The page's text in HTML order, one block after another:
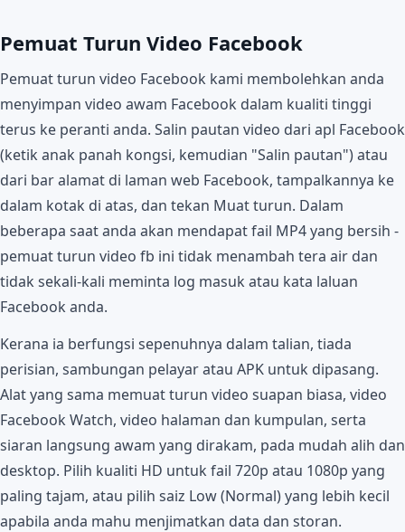
Pemuat Turun Video Facebook
Pemuat turun video Facebook kami membolehkan anda
menyimpan video awam Facebook dalam kualiti tinggi
terus ke peranti anda. Salin pautan video dari apl Facebook
(ketik anak panah kongsi, kemudian "Salin pautan") atau
dari bar alamat di laman web Facebook, tampalkannya ke
dalam kotak di atas, dan tekan Muat turun. Dalam
beberapa saat anda akan mendapat fail MP4 yang bersih -
pemuat turun video fb ini tidak menambah tera air dan
tidak sekali-kali meminta log masuk atau kata laluan
Facebook anda.
Kerana ia berfungsi sepenuhnya dalam talian, tiada
perisian, sambungan pelayar atau APK untuk dipasang.
Alat yang sama memuat turun video suapan biasa, video
Facebook Watch, video halaman dan kumpulan, serta
siaran langsung awam yang dirakam, pada mudah alih dan
desktop. Pilih kualiti HD untuk fail 720p atau 1080p yang
paling tajam, atau pilih saiz Low (Normal) yang lebih kecil
apabila anda mahu menjimatkan data dan storan.